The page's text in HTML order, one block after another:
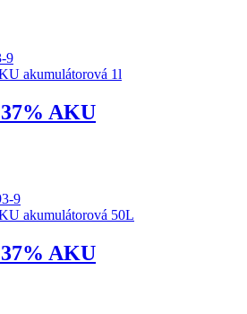
9
AKU
9
AKU